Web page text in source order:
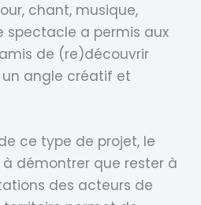
chant, musique,
spectacle a permis aux
de (re)découvrir
un angle créatif et
ce type de projet, le
démontrer que rester à
des acteurs de